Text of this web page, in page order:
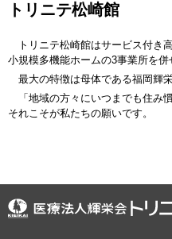
トリニテ松崎館
トリニテ松崎館はサービス付き
小規模多機能ホームの3事業所を併
最大の特徴は母体である福岡輝
「地域の方々にいつまでも住み
それこそが私たちの願いです。